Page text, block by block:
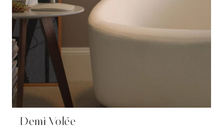
Demi Volée